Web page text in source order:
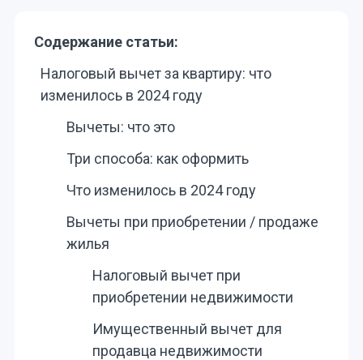
Содержание статьи:
Налоговый вычет за квартиру: что
изменилось в 2024 году
Вычеты: что это
Три способа: как оформить
Что изменилось в 2024 году
Вычеты при приобретении / продаже
жилья
Налоговый вычет при
приобретении недвижимости
Имущественный вычет для
продавца недвижимости